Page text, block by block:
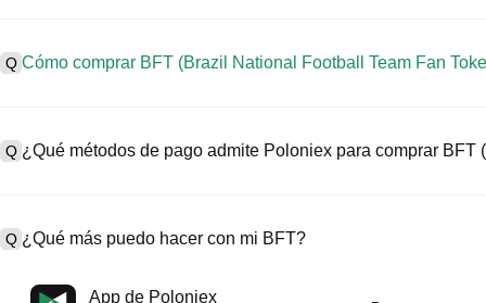
Token. Estos intercambios ofrecen interfaces fáciles de usar, alta
las operaciones. Por ejemplo, Poloniex admite trading en
Compra Brazil National Football Team Fan Token en un CEX de la
1. Crea una cuenta y completa la verificación KYC.
4. Coloca una orden de mercado/límite para comprar.
Q Cómo comprar BFT (Brazil National Football Team Fan
Football Team Fan Token) y una amplia gama de activos digitales
Q ¿Qué métodos de pago admite Poloniex para comprar
1) Tarjeta de crédito/débito (como Visa y Mastercard) para
2) Trading P2P para comprar USDT a otros usuarios, protegido
4) Trading OTC para cada trading por bloques de más de
Q ¿Qué más puedo hacer con mi BFT?
Puedes tradear futuros con USDT o USDC.
App de Poloniex